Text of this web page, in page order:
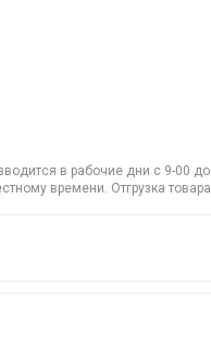
в рабочие дни с 9-00
времени. Отгрузка